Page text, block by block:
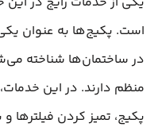
است. پکیج‌ها به عنوان
در ساختمان‌ها شناخته
منظم دارند. در این
پکیج، تمیز کردن فیلترها